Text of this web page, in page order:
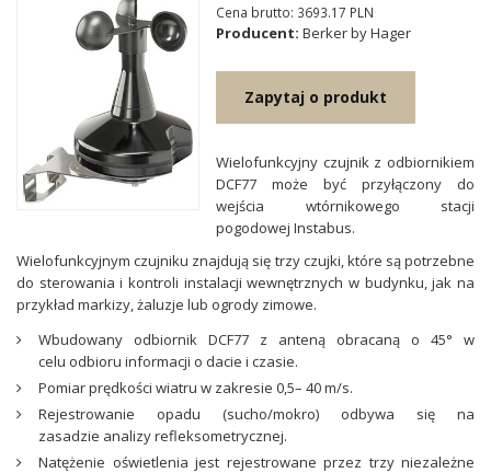
Cena brutto: 3693.17 PLN
Producent: Berker by Hager
Zapytaj o produkt
Wielofunkcyjny czujnik z odbiornikiem
DCF77 może być przyłączony do
wejścia wtórnikowego stacji
pogodowej Instabus.
Wielofunkcyjnym czujniku znajdują się trzy czujki, które są potrzebne
do sterowania i kontroli instalacji wewnętrznych w budynku, jak na
przykład markizy, żaluzje lub ogrody zimowe.
Wbudowany odbiornik DCF77 z anteną obracaną o 45° w
celu odbioru informacji o dacie i czasie.
Pomiar prędkości wiatru w zakresie 0,5– 40 m/s.
Rejestrowanie opadu (sucho/mokro) odbywa się na
zasadzie analizy refleksometrycznej.
Natężenie oświetlenia jest rejestrowane przez trzy niezależne